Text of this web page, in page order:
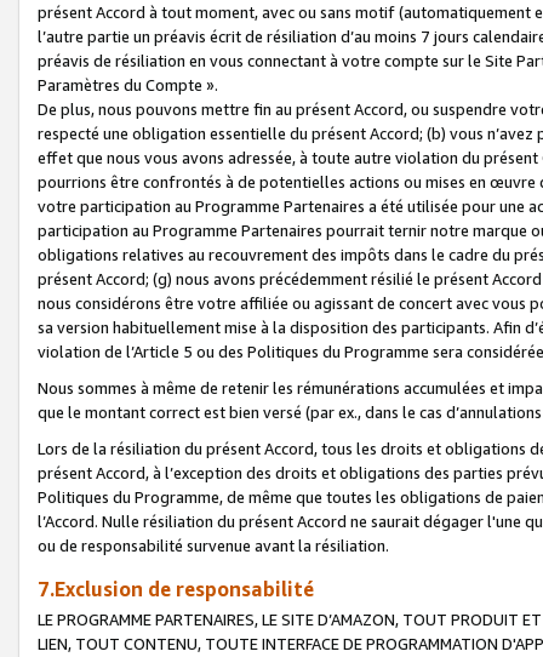
présent Accord à tout moment, avec ou sans motif (automatiquement
l’autre partie un préavis écrit de résiliation d’au moins 7 jours
préavis de résiliation en vous connectant à votre compte sur le Site
Paramètres du Compte ».
De plus, nous pouvons mettre fin au présent Accord, ou suspendre
respecté une obligation essentielle du présent Accord; (b) vous
effet que nous vous avons adressée, à toute autre violation du
pourrions être confrontés à de potentielles actions ou mises en
votre participation au Programme Partenaires a été utilisée pour une
participation au Programme Partenaires pourrait ternir notre marque
obligations relatives au recouvrement des impôts dans le cadre du
présent Accord; (g) nous avons précédemment résilié le présent
nous considérons être votre affiliée ou agissant de concert avec vous
sa version habituellement mise à la disposition des participants. Afin
violation de l’Article 5 ou des Politiques du Programme sera
Nous sommes à même de retenir les rémunérations accumulées et
que le montant correct est bien versé (par ex., dans le cas
Lors de la résiliation du présent Accord, tous les droits et obligations
présent Accord, à l’exception des droits et obligations des parties
Politiques du Programme, de même que toutes les obligations de
l’Accord. Nulle résiliation du présent Accord ne saurait dégager l'une
ou de responsabilité survenue avant la résiliation.
7.Exclusion de responsabilité
LE PROGRAMME PARTENAIRES, LE SITE D’AMAZON, TOUT PRODUIT
LIEN, TOUT CONTENU, TOUTE INTERFACE DE PROGRAMMATION